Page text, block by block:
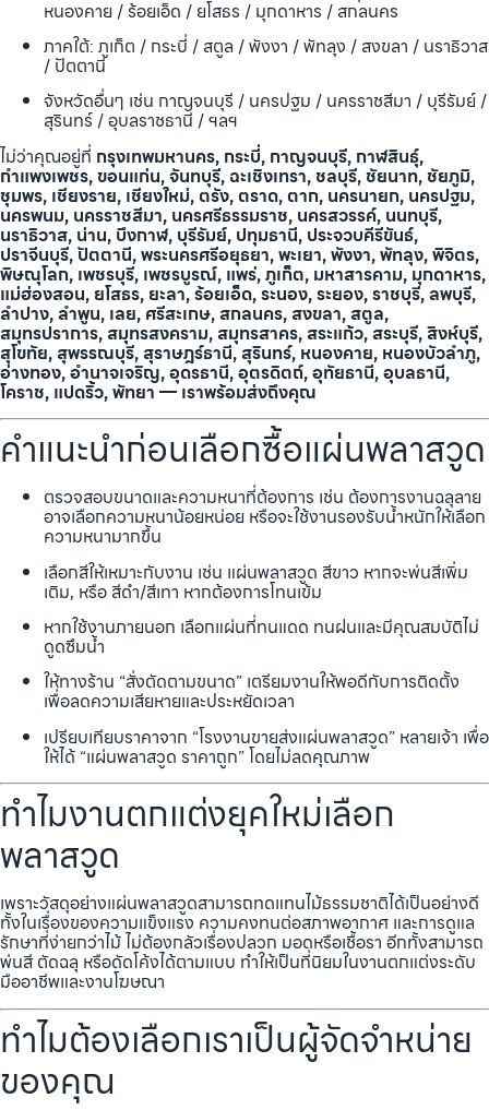
หนองคาย / ร้อยเอ็ด / ยโสธร / มุกดาหาร / สกลนคร
ภาคใต้: ภูเก็ต / กระบี่ / สตูล / พังงา / พัทลุง / สงขลา / นราธิวาส
/ ปัตตานี
จังหวัดอื่นๆ เช่น กาญจนบุรี / นครปฐม / นครราชสีมา / บุรีรัมย์ /
สุรินทร์ / อุบลราชธานี / ฯลฯ
ไม่ว่าคุณอยู่ที่ กรุงเทพมหานคร, กระบี่, กาญจนบุรี, กาฬสินธุ์,
กำแพงเพชร, ขอนแก่น, จันทบุรี, ฉะเชิงเทรา, ชลบุรี, ชัยนาท, ชัยภูมิ,
ชุมพร, เชียงราย, เชียงใหม่, ตรัง, ตราด, ตาก, นครนายก, นครปฐม,
นครพนม, นครราชสีมา, นครศรีธรรมราช, นครสวรรค์, นนทบุรี,
นราธิวาส, น่าน, บึงกาฬ, บุรีรัมย์, ปทุมธานี, ประจวบคีรีขันธ์,
ปราจีนบุรี, ปัตตานี, พระนครศรีอยุธยา, พะเยา, พังงา, พัทลุง, พิจิตร,
พิษณุโลก, เพชรบุรี, เพชรบูรณ์, แพร่, ภูเก็ต, มหาสารคาม, มุกดาหาร,
แม่ฮ่องสอน, ยโสธร, ยะลา, ร้อยเอ็ด, ระนอง, ระยอง, ราชบุรี, ลพบุรี,
ลำปาง, ลำพูน, เลย, ศรีสะเกษ, สกลนคร, สงขลา, สตูล,
สมุทรปราการ, สมุทรสงคราม, สมุทรสาคร, สระแก้ว, สระบุรี, สิงห์บุรี,
สุโขทัย, สุพรรณบุรี, สุราษฎร์ธานี, สุรินทร์, หนองคาย, หนองบัวลำภู,
อ่างทอง, อำนาจเจริญ, อุดรธานี, อุตรดิตถ์, อุทัยธานี, อุบลธานี,
โคราช, แปดริ้ว, พัทยา — เราพร้อมส่งถึงคุณ
คำแนะนำก่อนเลือกซื้อแผ่นพลาสวูด
ตรวจสอบขนาดและความหนาที่ต้องการ เช่น ต้องการงานฉลุลาย
อาจเลือกความหนาน้อยหน่อย หรือจะใช้งานรองรับน้ำหนักให้เลือก
ความหนามากขึ้น
เลือกสีให้เหมาะกับงาน เช่น แผ่นพลาสวูด สีขาว หากจะพ่นสีเพิ่ม
เติม, หรือ สีดำ/สีเทา หากต้องการโทนเข้ม
หากใช้งานภายนอก เลือกแผ่นที่ทนแดด ทนฝนและมีคุณสมบัติไม่
ดูดซึมน้ำ
ให้ทางร้าน “สั่งตัดตามขนาด” เตรียมงานให้พอดีกับการติดตั้ง
เพื่อลดความเสียหายและประหยัดเวลา
เปรียบเทียบราคาจาก “โรงงานขายส่งแผ่นพลาสวูด” หลายเจ้า เพื่อ
ให้ได้ “แผ่นพลาสวูด ราคาถูก” โดยไม่ลดคุณภาพ
ทำไมงานตกแต่งยุคใหม่เลือก
พลาสวูด
เพราะวัสดุอย่างแผ่นพลาสวูดสามารถทดแทนไม้ธรรมชาติได้เป็นอย่างดี
ทั้งในเรื่องของความแข็งแรง ความคงทนต่อสภาพอากาศ และการดูแล
รักษาที่ง่ายกว่าไม้ ไม่ต้องกลัวเรื่องปลวก มอดหรือเชื้อรา อีกทั้งสามารถ
พ่นสี ตัดฉลุ หรือดัดโค้งได้ตามแบบ ทำให้เป็นที่นิยมในงานตกแต่งระดับ
มืออาชีพและงานโฆษณา
ทำไมต้องเลือกเราเป็นผู้จัดจำหน่าย
ของคุณ